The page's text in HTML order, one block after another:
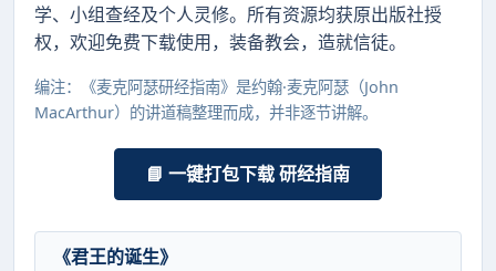
学、小组查经及个人灵修。所有资源均获原出版社授
权，欢迎免费下载使用，装备教会，造就信徒。
编注：《麦克阿瑟研经指南》是约翰·麦克阿瑟（John
MacArthur）的讲道稿整理而成，并非逐节讲解。
📘 一键打包下载 研经指南
《君王的诞生》